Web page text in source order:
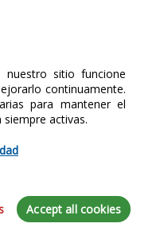
Today is Sábado,
nuestro sitio funcione
continuamente.
para mantener el
activas.
Accept all cookies